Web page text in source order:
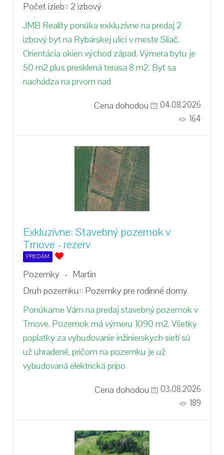
Počet izieb:: 2 izbový
JMB Reality ponúka exkluzívne na predaj 2
izbový byt na Rybárskej ulici v meste Sliač.
Orientácia okien východ západ. Výmera bytu je
50 m2 plus presklená terasa 8 m2. Byt sa
nachádza na prvom nad
Cena dohodou
04.08.2026
164
Exkluzívne: Stavebný pozemok v
Trnove - rezerv
PREDÁM
Pozemky
Martin
Druh pozemku:: Pozemky pre rodinné domy
Ponúkame Vám na predaj stavebný pozemok v
Trnove. Pozemok má výmeru 1090 m2. Všetky
poplatky za vybudovanie inžinierskych sietí sú
už uhradené, pričom na pozemku je už
vybudovaná elektrická prípo
Cena dohodou
03.08.2026
189